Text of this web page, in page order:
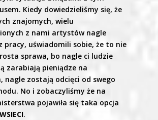
Kiedy dowiedzieliśmy się, że
znajomych, wielu
z nami artystów nagle
pracy, uświadomili sobie, że to nie
sprawa, bo nagle ci ludzie
zarabiają pieniądze na
nagle zostają odcięci od swego
No i zobaczyliśmy że na
pojawiła się taka opcja
.